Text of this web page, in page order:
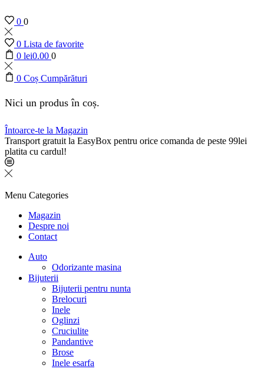
0 0
0 Lista de favorite
0 lei0.00 0
0 Coș Cumpărături
Nici un produs în coș.
Întoarce-te la Magazin
Transport gratuit la EasyBox pentru orice comanda de peste 99lei
platita cu cardul!
Menu Categories
Magazin
Despre noi
Contact
Auto
Odorizante masina
Bijuterii
Bijuterii pentru nunta
Brelocuri
Inele
Oglinzi
Cruciulite
Pandantive
Brose
Inele esarfa